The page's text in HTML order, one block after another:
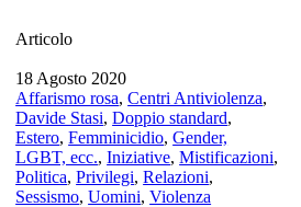
Articolo
18 Agosto 2020
Affarismo rosa,Centri Antiviolenza,
Davide Stasi,Doppio standard,
Estero,Femminicidio,Gender,
LGBT, ecc.,Iniziative,Mistificazioni,
Politica,Privilegi,Relazioni,
Sessismo,Uomini,Violenza